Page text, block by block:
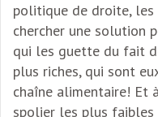
politique de droite,
chercher une solution
qui les guette du fait
plus riches, qui sont
chaîne alimentaire! Et
spolier les plus faibles